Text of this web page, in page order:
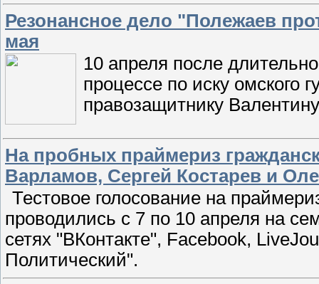
Резонансное дело "Полежаев
мая
10 апреля после
процессе по иску омского
правозащитнику
На пробных праймериз
Варламов, Сергей Костарев и
Тестовое голосование на
проводились с 7 по 10 апреля на
сетях "ВКонтакте", Facebook,
Политический".